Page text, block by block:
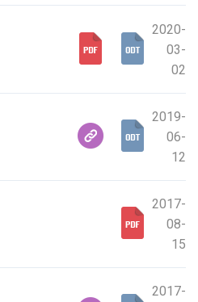
2020-
03-
02
2019-
06-
12
2017-
08-
15
2017-